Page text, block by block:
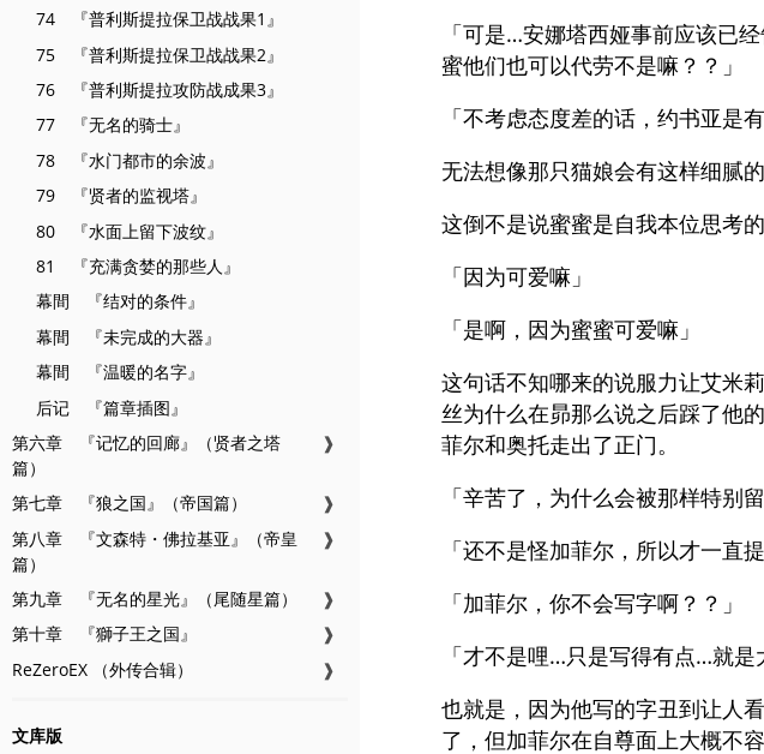
74 『普利斯提拉保卫战战果1』
75 『普利斯提拉保卫战战果2』
76 『普利斯提拉攻防战成果3』
77 『无名的骑士』
78 『水门都市的余波』
79 『贤者的监视塔』
80 『水面上留下波纹』
81 『充满贪婪的那些人』
幕間 『结对的条件』
幕間 『未完成的大器』
幕間 『温暖的名字』
后记 『篇章插图』
第六章 『记忆的回廊』（贤者之塔
篇）
❱
第七章 『狼之国』（帝国篇）
❱
第八章 『文森特・佛拉基亚』（帝皇
篇）
❱
第九章 『无名的星光』（尾随星篇）
❱
第十章 『獅子王之国』
❱
ReZeroEX （外传合辑）
❱
文库版
「可是…安娜塔西娅事前应该已
蜜他们也可以代劳不是嘛？？」
「不考虑态度差的话，约书亚是
无法想像那只猫娘会有这样细腻
这倒不是说蜜蜜是自我本位思考
「因为可爱嘛」
「是啊，因为蜜蜜可爱嘛」
这句话不知哪来的说服力让艾米
丝为什么在昴那么说之后踩了他
菲尔和奥托走出了正门。
「辛苦了，为什么会被那样特别
「还不是怪加菲尔，所以才一直
「加菲尔，你不会写字啊？？」
「才不是哩…只是写得有点…就
也就是，因为他写的字丑到让人
了，但加菲尔在自尊面上大概不